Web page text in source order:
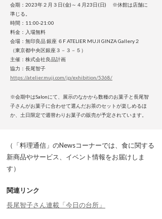
会期：2023年２月３日(金)～４月23日(日) ※休館は店舗に
準じる。
時間：11:00-21:00
料金：入場無料
会場：無印良品 銀座 ６F ATELIER MUJI GINZA Gallery２
（東京都中央区銀座３－３－５）
主催：株式会社良品計画
協力：長尾智子
https://atelier.muji.com/jp/exhibition/5368/
※会期中はSalonにて、展示のなかから数種のお菓子と長尾智
子さんがお菓子に合わせて選んだお茶のセットが楽しめるほ
か、土日限定で週替わりお菓子の販売が予定されています。
（「料理通信」のNewsコーナーでは、食に関する
新商品やサービス、イベント情報をお届けしま
す）
関連リンク
長尾智子さん連載「今日の台所」